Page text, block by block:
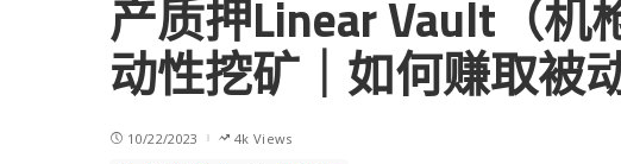
产质押Linear Vault（
动性挖矿｜如何赚取被
10/22/2023 4k Views